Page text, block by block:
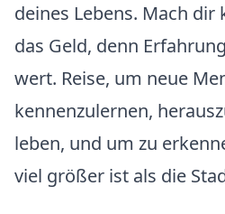
deines Lebens. Mach dir
das Geld, denn
wert. Reise, um neue
kennenzulernen,
leben, und um zu
viel größer ist als die